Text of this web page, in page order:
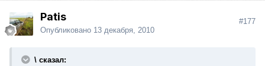
Patis
Опубликовано 13 декабря, 2010
#177
\ сказал: